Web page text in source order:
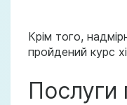
Крім того,
пройдений курс
Послуги